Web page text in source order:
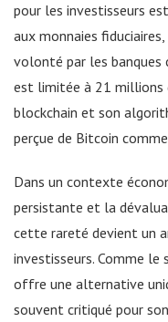
pour les investisseurs
aux monnaies
volonté par les
est limitée à 21 millions
blockchain et son
perçue de Bitcoin
Dans un contexte
persistante et la
cette rareté devient un
investisseurs. Comme
offre une alternative
souvent critiqué pour